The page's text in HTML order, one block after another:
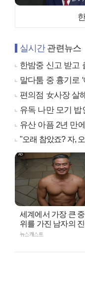
실시간관련뉴스
한밤중 신고 받고
말다툼 중 흉기로
편의점 女사장 살
유독 나만 모기 밥
유산 아픔 2년 만
"오래 참았죠? 자,
세계에서 가장 큰
위를 가진 남자의
뉴스캐스트